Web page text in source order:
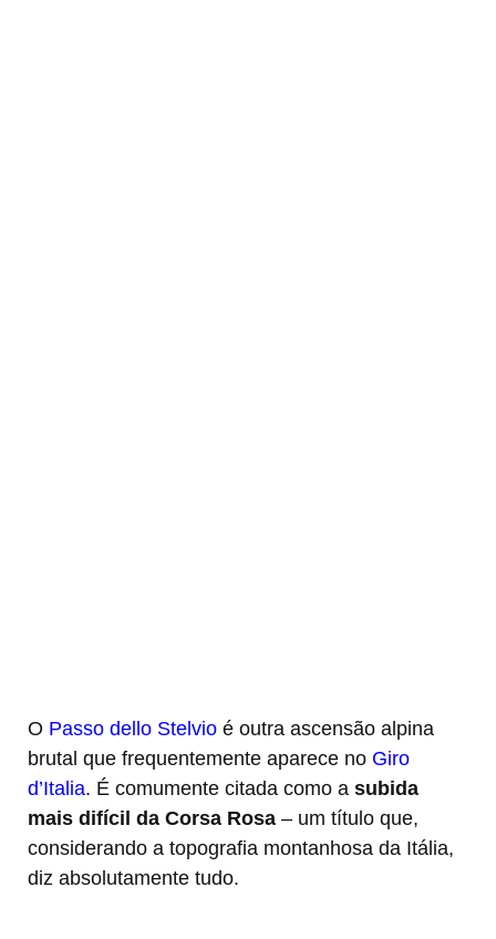
O Passo dello Stelvio é outra ascensão alpina
brutal que frequentemente aparece no Giro
d’Italia. É comumente citada como a subida
mais difícil da Corsa Rosa – um título que,
considerando a topografia montanhosa da Itália,
diz absolutamente tudo.